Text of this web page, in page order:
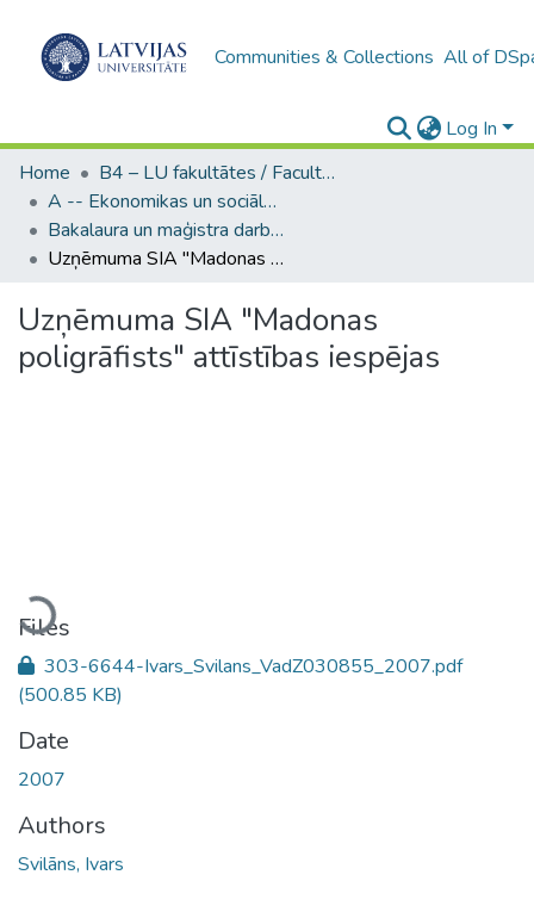
Communities & Collections All of
Log In
Home
B4 – LU fakultātes / Faculties of the UL
A -- Ekonomikas un sociālo zinātņu fakultāte / Faculty of Economics and Social Sciences
Bakalaura un maģistra darbi (ESZF) / Bachelor's and Master's theses
Uzņēmuma SIA "Madonas poligrāfists" attīstības iespējas
Uzņēmuma SIA "Madonas
poligrāfists" attīstības iespējas
Loading...
Files
303-6644-Ivars_Svilans_VadZ030855_2007.pdf
(500.85 KB)
Date
2007
Authors
Svilāns, Ivars